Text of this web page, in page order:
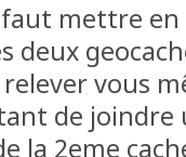
mettre
deux
vous
de
la 2eme